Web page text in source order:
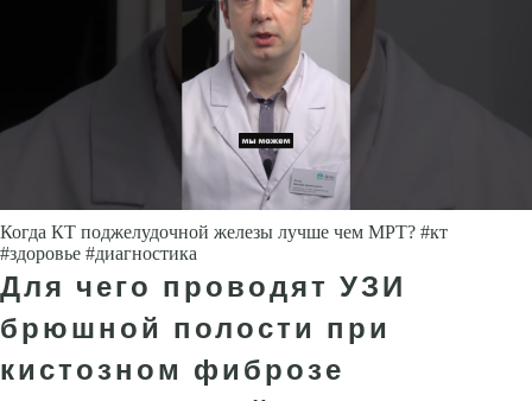
Когда КТ поджелудочной железы лучше чем МРТ? #кт
#здоровье #диагностика
Для чего проводят УЗИ
брюшной полости при
кистозном фиброзе